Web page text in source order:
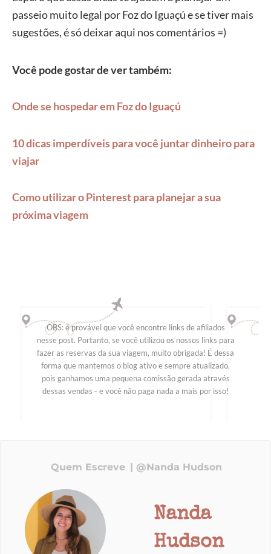
passeio muito legal por Foz do Iguaçú e se tiver mais
sugestões, é só deixar aqui nos comentários =)
Você pode gostar de ver também:
Onde se hospedar em Foz do Iguaçú
10 dicas imperdíveis para você juntar dinheiro para
viajar
Como utilizar o Pinterest para planejar a sua
próxima viagem
OBS: é provável que você encontre links de afiliados
nesse post. Portanto, se você utilizou os nossos links para
fazer as reservas da sua viagem, muito obrigada! É dessa
forma que mantemos o blog ativo e sempre atualizado,
pois ganhamos uma pequena comissão gerada através
dessas vendas - e você não paga nada a mais por isso!
Quem Escreve @Nanda Hudson
Nanda
Hudson